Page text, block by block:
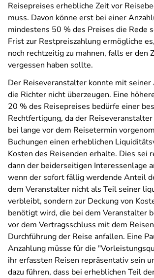
Reisepreises erhebliche Zeit vor
muss. Davon könne erst bei einer
mindestens 50 % des Preises die Rede
Frist zur Restpreiszahlung ermögliche
noch rechtzeitig zu mahnen, falls er den
vergessen haben sollte.
Der Reiseveranstalter konnte mit
die Richter nicht überzeugen. Eine
20 % des Reisepreises bedürfe einer
Rechtfertigung, da der
bei lange vor dem Reisetermin
Buchungen einen erheblichen
Kosten des Reisenden erhalte. Dies sei
dann der beiderseitigen Interessenlage
wenn der sofort fällig werdende Anteil
dem Veranstalter nicht als Teil seiner
verbleibt, sondern zur Deckung von
benötigt wird, die bei dem Veranstalter
vor dem Vertragsschluss mit dem
Durchführung der Reise anfallen. Eine
Anzahlung müsse für die
ihr erfassten Reisen repräsentativ sein
dazu führen, dass bei erheblichen Teil